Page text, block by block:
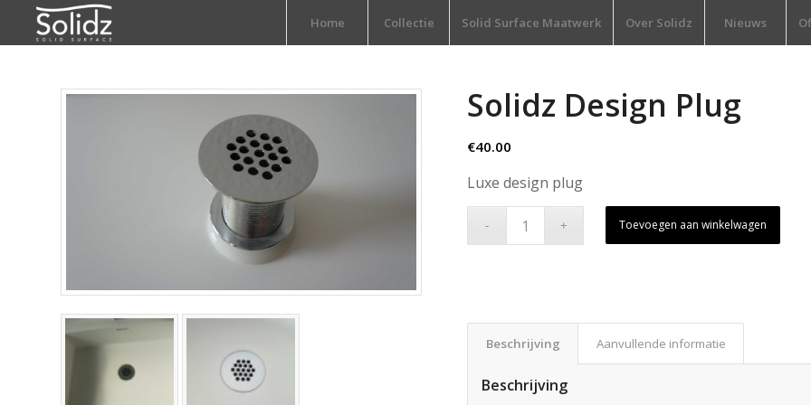
Home Collectie Solid Surface Maatwerk Over Solidz Nieuws
Solidz Design Plug
€40.00
Luxe design plug
Toevoegen aan winkelwagen
Beschrijving Aanvullende informatie
Beschrijving